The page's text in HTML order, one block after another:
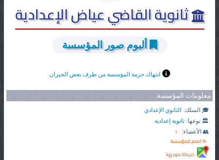
ثانوية القاضي عياض الإعدادية
ألبوم صور المؤسسة
انتهاك حرمة المؤسسة من طرف بعض الجيران
معلومات المؤسسة
🎓 السلك:
الثانوي الإعدادي
🏛️ نوعها: ثانوية إعدادية
👥 الأعضاء:
1
✨ انضم للمؤسسة
خريطة موجهة